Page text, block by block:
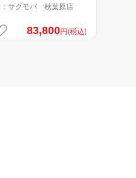
：サクモバ 秋葉原店
83,800円(税込)